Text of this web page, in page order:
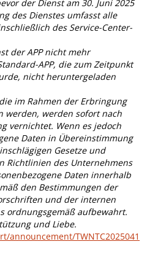
der Dienst am 30. Juni 2025
des Dienstes umfasst alle
des Service-Center-
der APP nicht mehr
APP, die zum Zeitpunkt
nicht heruntergeladen
im Rahmen der Erbringung
werden, werden sofort nach
vernichtet. Wenn es jedoch
Daten in Übereinstimmung
Gesetze und
Richtlinien des Unternehmens
Daten innerhalb
den Bestimmungen der
und der internen
ordnungsgemäß aufbewahrt.
und Liebe.
TWNTC2025041